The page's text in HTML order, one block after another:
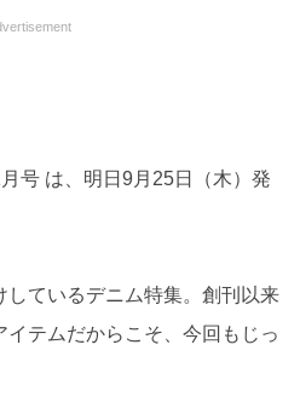
号 は、明日9月25日（木）発
ているデニム特集。創刊以来
テムだからこそ、今回もじっ